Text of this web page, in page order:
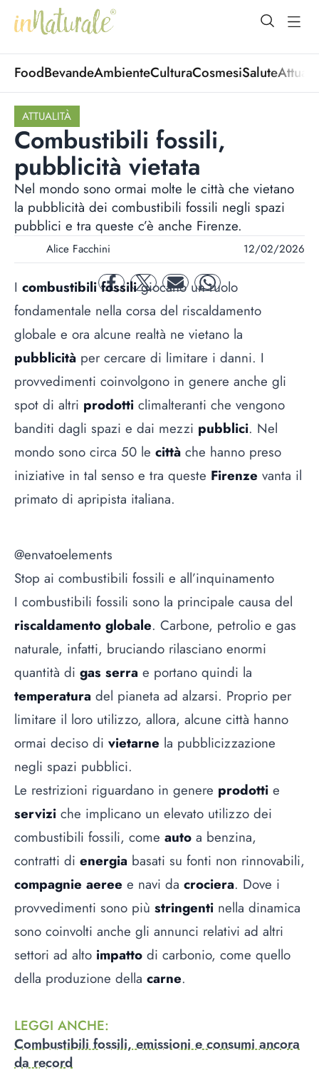
open
FoodBevandeAmbienteCulturaCosmesiSalute
ATTUALITÀ
Combustibili fossili,
pubblicità vietata
Nel mondo sono ormai molte le città che vietano
la pubblicità dei combustibili fossili negli spazi
pubblici e tra queste c’è anche Firenze.
Alice Facchini 12/02/2026
facebooktwitter mail whatsapp
I combustibili fossiligiocano un ruolo
fondamentale nella corsa del riscaldamento
globale e ora alcune realtà ne vietano la
pubblicità per cercare di limitare i danni. I
provvedimenti coinvolgono in genere anche gli
spot di altri prodotti climalteranti che vengono
banditi dagli spazi e dai mezzi pubblici. Nel
mondo sono circa 50 le città che hanno preso
iniziative in tal senso e tra queste Firenze vanta il
primato di apripista italiana.
@envatoelements
Stop ai combustibili fossili e all’inquinamento
I combustibili fossili sono la principale causa del
riscaldamento globale. Carbone, petrolio e gas
naturale, infatti, bruciando rilasciano enormi
quantità di gas serra e portano quindi la
temperatura del pianeta ad alzarsi. Proprio per
limitare il loro utilizzo, allora, alcune città hanno
ormai deciso di vietarne la pubblicizzazione
negli spazi pubblici.
Le restrizioni riguardano in genere prodotti e
servizi che implicano un elevato utilizzo dei
combustibili fossili, come auto a benzina,
contratti di energia basati su fonti non rinnovabili,
compagnie aeree e navi da crociera. Dove i
provvedimenti sono più stringenti nella dinamica
sono coinvolti anche gli annunci relativi ad altri
settori ad alto impatto di carbonio, come quello
della produzione della carne.
LEGGI ANCHE:
Combustibili fossili, emissioni e consumi ancora
da record